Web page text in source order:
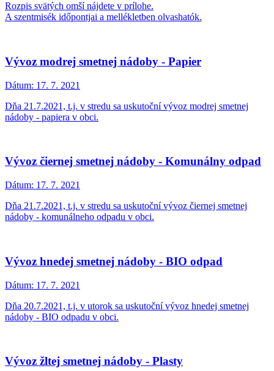
Rozpis svätých omší nájdete v prílohe.
A szentmisék időpontjai a mellékletben olvashatók.
Vývoz modrej smetnej nádoby - Papier
Dátum: 17. 7. 2021
Dňa 21.7.2021, t.j. v stredu sa uskutoční vývoz modrej smetnej
nádoby - papiera v obci.
Vývoz čiernej smetnej nádoby - Komunálny odpad
Dátum: 17. 7. 2021
Dňa 21.7.2021, t.j. v stredu sa uskutoční vývoz čiernej smetnej
nádoby - komunálneho odpadu v obci.
Vývoz hnedej smetnej nádoby - BIO odpad
Dátum: 17. 7. 2021
Dňa 20.7.2021, t.j. v utorok sa uskutoční vývoz hnedej smetnej
nádoby - BIO odpadu v obci.
Vývoz žltej smetnej nádoby - Plasty